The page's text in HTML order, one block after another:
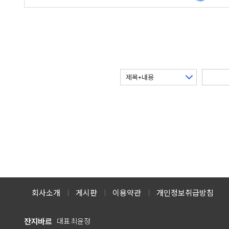
회사소개 게시판 이용약관 개인정보취급방침
잔지바르 대표 최윤정